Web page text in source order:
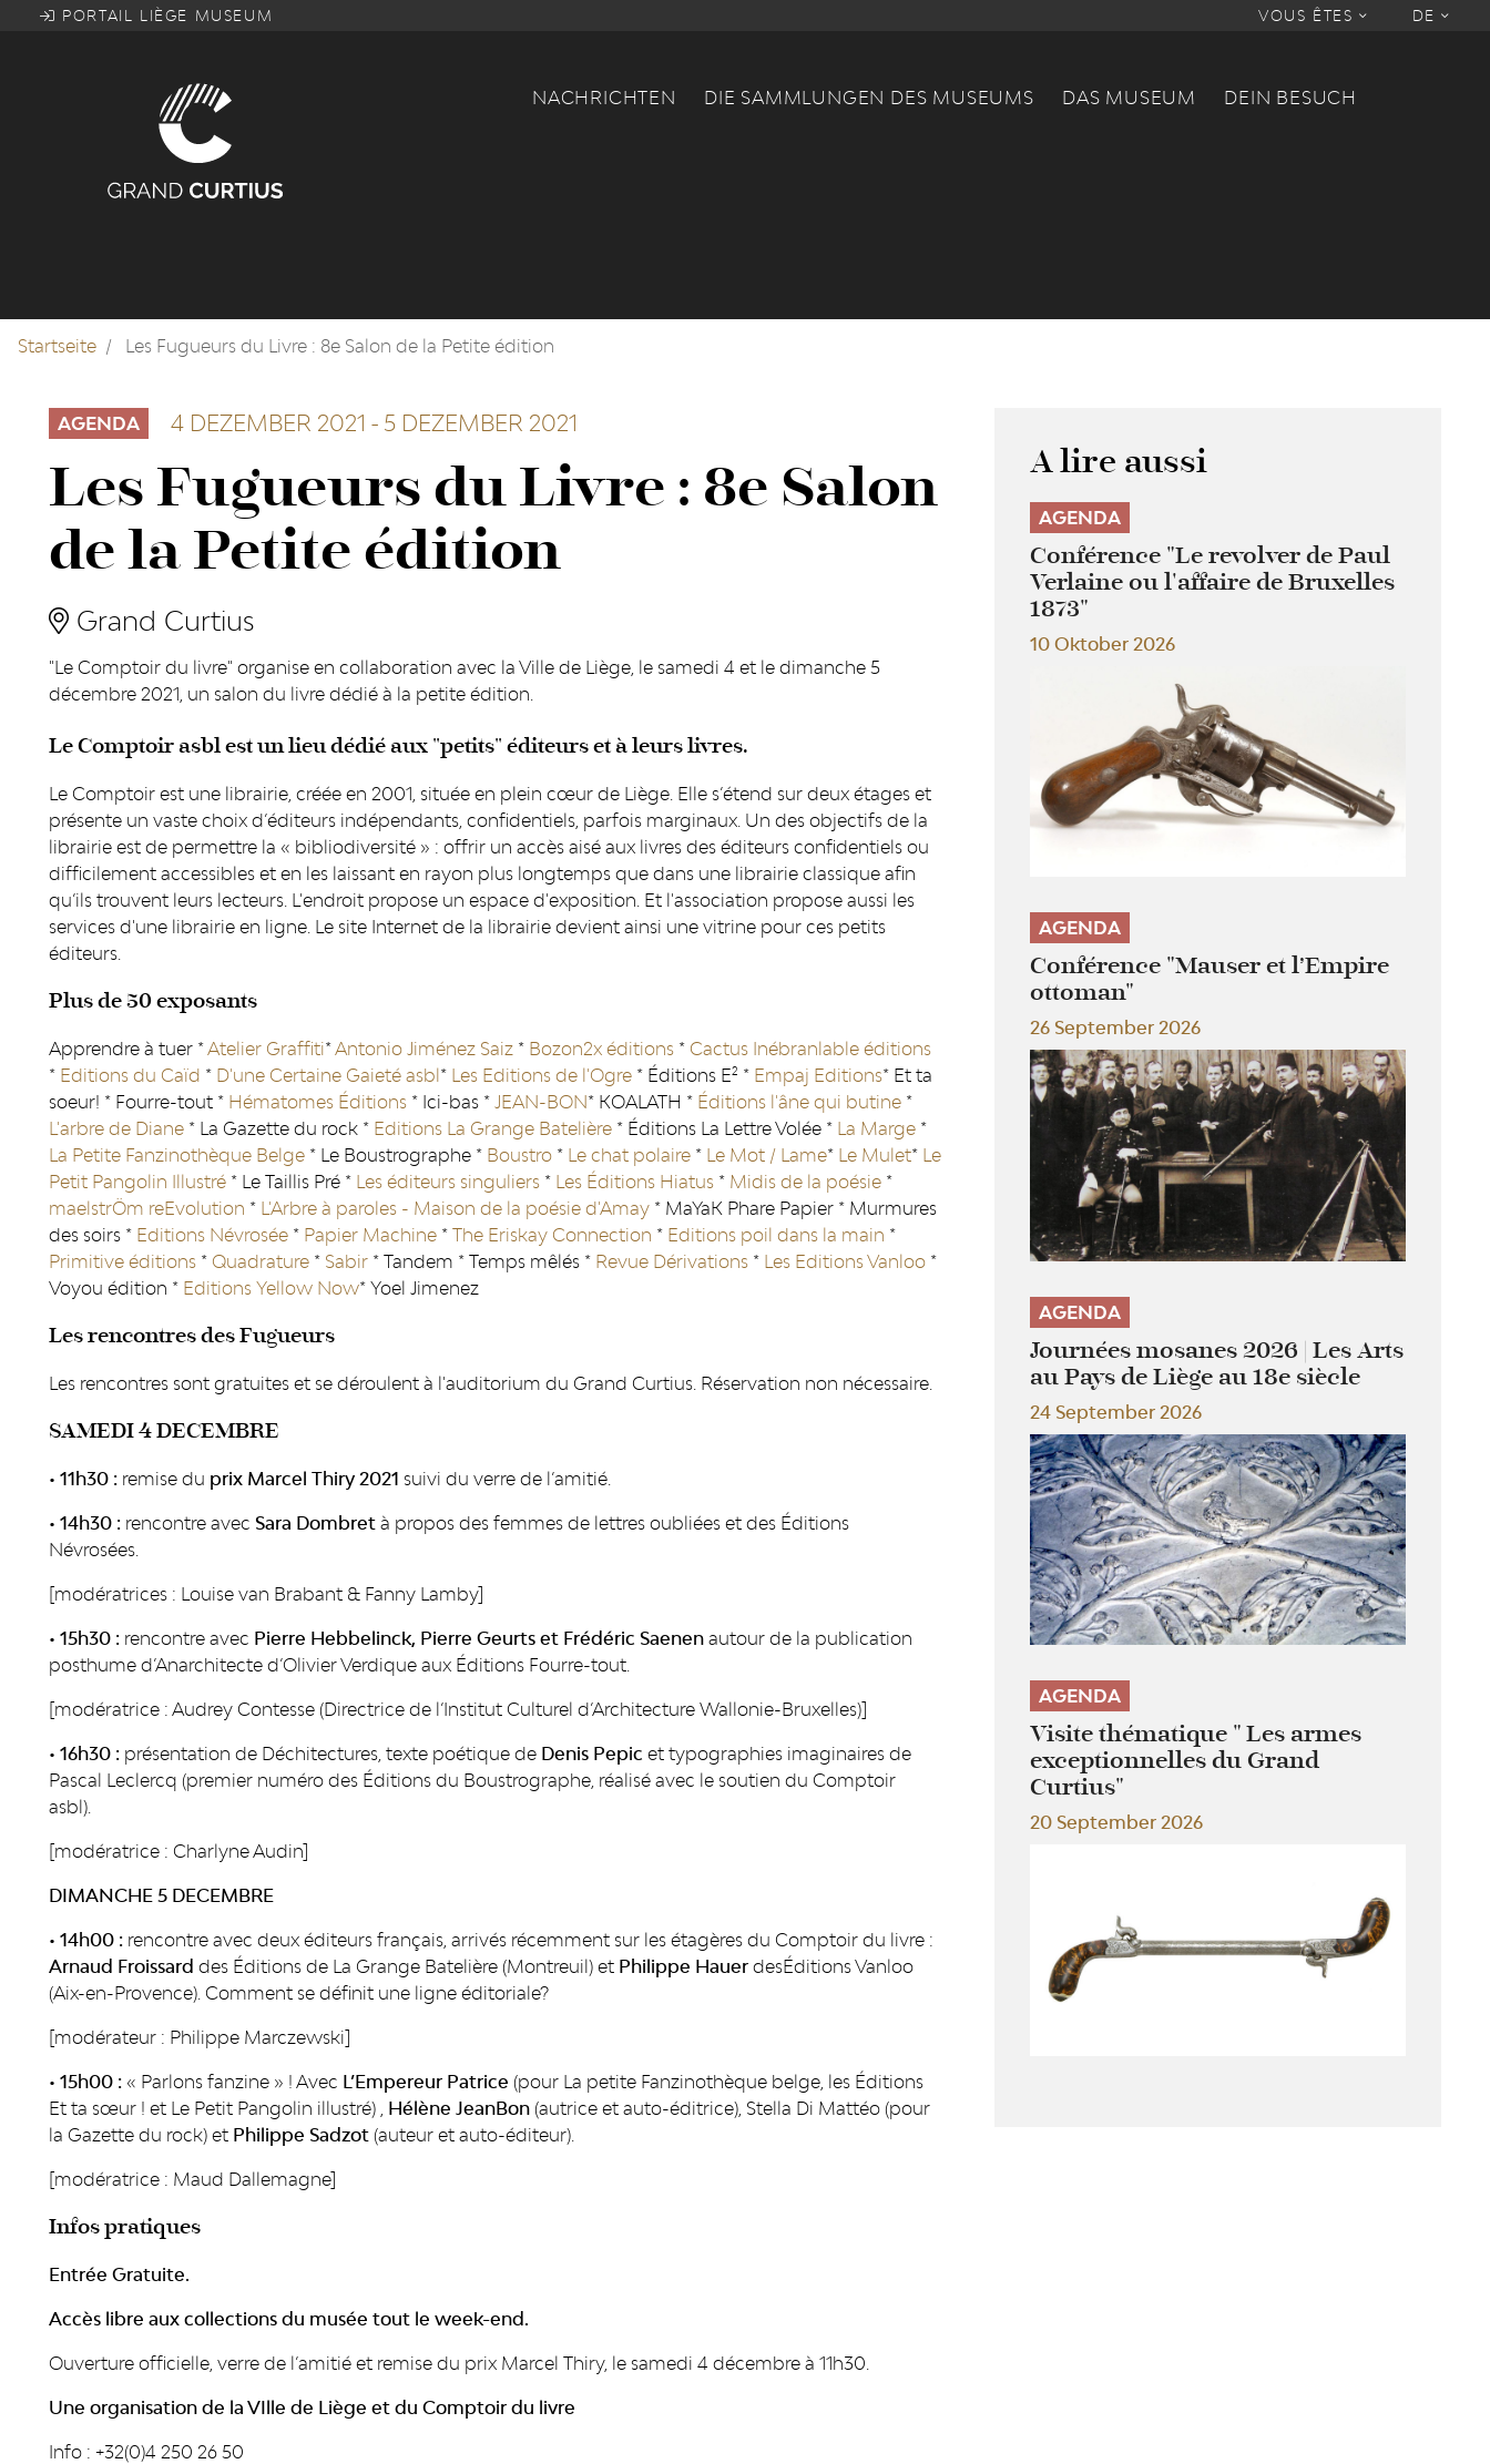
Direkt
PORTAIL LIÈGE MUSEUM VOUS ÊTES DE
Main navigation
NACHRICHTEN DIE SAMMLUNGEN DES MUSEUMS DAS MUSEUM DEIN BESUCH
Startseite Les Fugueurs du Livre : 8e Salon de la Petite édition
AGENDA 4 DEZEMBER 2021 - 5 DEZEMBER 2021
Les Fugueurs du Livre : 8e Salon
de la Petite édition
Grand Curtius
"Le Comptoir du livre" organise en collaboration avec la Ville de Liège, le samedi 4 et le dimanche 5
décembre 2021, un salon du livre dédié à la petite édition.
Le Comptoir asbl est un lieu dédié aux "petits" éditeurs et à leurs livres.
Le Comptoir est une librairie, créée en 2001, située en plein cœur de Liège. Elle s’étend sur deux étages et
présente un vaste choix d’éditeurs indépendants, confidentiels, parfois marginaux. Un des objectifs de la
librairie est de permettre la « bibliodiversité » : offrir un accès aisé aux livres des éditeurs confidentiels ou
difficilement accessibles et en les laissant en rayon plus longtemps que dans une librairie classique afin
qu’ils trouvent leurs lecteurs. L'endroit propose un espace d'exposition. Et l'association propose aussi les
services d'une librairie en ligne. Le site Internet de la librairie devient ainsi une vitrine pour ces petits
éditeurs.
Plus de 50 exposants
Apprendre à tuer *Atelier Graffiti*Antonio Jiménez Saiz * Bozon2x éditions * Cactus Inébranlable éditions
* Editions du Caïd * D'une Certaine Gaieté asbl* Les Editions de l'Ogre * Éditions E² * Empaj Editions* Et ta
soeur! * Fourre-tout * Hématomes Éditions * Ici-bas * JEAN-BON* KOALATH * Éditions l'âne qui butine *
L'arbre de Diane * La Gazette du rock * Editions La Grange Batelière * Éditions La Lettre Volée * La Marge *
La Petite Fanzinothèque Belge * Le Boustrographe * Boustro * Le chat polaire * Le Mot / Lame* Le Mulet* Le
Petit Pangolin Illustré * Le Taillis Pré * Les éditeurs singuliers * Les Éditions Hiatus * Midis de la poésie *
maelstrÖm reEvolution * L'Arbre à paroles - Maison de la poésie d'Amay * MaYaK Phare Papier * Murmures
des soirs * Editions Névrosée * Papier Machine * The Eriskay Connection * Editions poil dans la main *
Primitive éditions * Quadrature * Sabir * Tandem * Temps mêlés * Revue Dérivations * Les Editions Vanloo *
Voyou édition * Editions Yellow Now* Yoel Jimenez
Les rencontres des Fugueurs
Les rencontres sont gratuites et se déroulent à l'auditorium du Grand Curtius. Réservation non nécessaire.
SAMEDI 4 DECEMBRE
• 11h30 : remise du prix Marcel Thiry 2021 suivi du verre de l’amitié.
• 14h30 : rencontre avec Sara Dombret à propos des femmes de lettres oubliées et des Éditions
Névrosées.
[modératrices : Louise van Brabant & Fanny Lamby]
• 15h30 : rencontre avec Pierre Hebbelinck, Pierre Geurts et Frédéric Saenen autour de la publication
posthume d’Anarchitecte d’Olivier Verdique aux Éditions Fourre-tout.
[modératrice : Audrey Contesse (Directrice de l’Institut Culturel d’Architecture Wallonie-Bruxelles)]
• 16h30 : présentation de Déchitectures, texte poétique de Denis Pepic et typographies imaginaires de
Pascal Leclercq (premier numéro des Éditions du Boustrographe, réalisé avec le soutien du Comptoir
asbl).
[modératrice : Charlyne Audin]
DIMANCHE 5 DECEMBRE
• 14h00 : rencontre avec deux éditeurs français, arrivés récemment sur les étagères du Comptoir du livre :
Arnaud Froissard des Éditions de La Grange Batelière (Montreuil) et Philippe Hauer desÉditions Vanloo
(Aix-en-Provence). Comment se définit une ligne éditoriale?
[modérateur : Philippe Marczewski]
• 15h00 : « Parlons fanzine » ! Avec L’Empereur Patrice (pour La petite Fanzinothèque belge, les Éditions
Et ta sœur ! et Le Petit Pangolin illustré) , Hélène JeanBon (autrice et auto-éditrice), Stella Di Mattéo (pour
la Gazette du rock) et Philippe Sadzot (auteur et auto-éditeur).
[modératrice : Maud Dallemagne]
Infos pratiques
Entrée Gratuite.
Accès libre aux collections du musée tout le week-end.
Ouverture officielle, verre de l’amitié et remise du prix Marcel Thiry, le samedi 4 décembre à 11h30.
Une organisation de la VIlle de Liège et du Comptoir du livre
Info : +32(0)4 250 26 50
A lire aussi
AGENDA
Conférence "Le revolver de Paul
Verlaine ou l'affaire de Bruxelles
1873"
10 Oktober 2026
AGENDA
Conférence "Mauser et l’Empire
ottoman"
26 September 2026
AGENDA
Journées mosanes 2026 | Les Arts
au Pays de Liège au 18e siècle
24 September 2026
AGENDA
Visite thématique " Les armes
exceptionnelles du Grand
Curtius"
20 September 2026